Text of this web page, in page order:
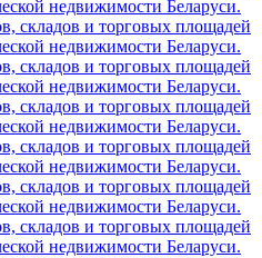
недвижимости Беларуси.
складов и торговых площадей
недвижимости Беларуси.
складов и торговых площадей
недвижимости Беларуси.
складов и торговых площадей
недвижимости Беларуси.
складов и торговых площадей
недвижимости Беларуси.
складов и торговых площадей
недвижимости Беларуси.
складов и торговых площадей
недвижимости Беларуси.